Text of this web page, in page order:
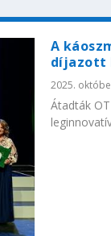
A
díjazott
2025.
Átadták